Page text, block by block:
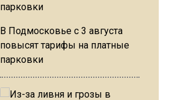
В Подмосковье с 3 августа
повысят тарифы на платные
парковки